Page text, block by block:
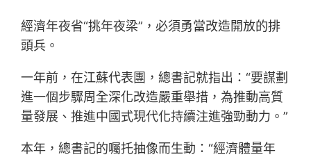
經濟年夜省“挑年夜梁”，必須勇當改造開放的排
頭兵。
一年前，在江蘇代表團，總書記就指出：“要謀劃
進一個步驟周全深化改造嚴重舉措，為推動高質
量發展、推進中國式現代化持續注進強勁動力。”
本年，總書記的囑托抽像而生動：“經濟體量年